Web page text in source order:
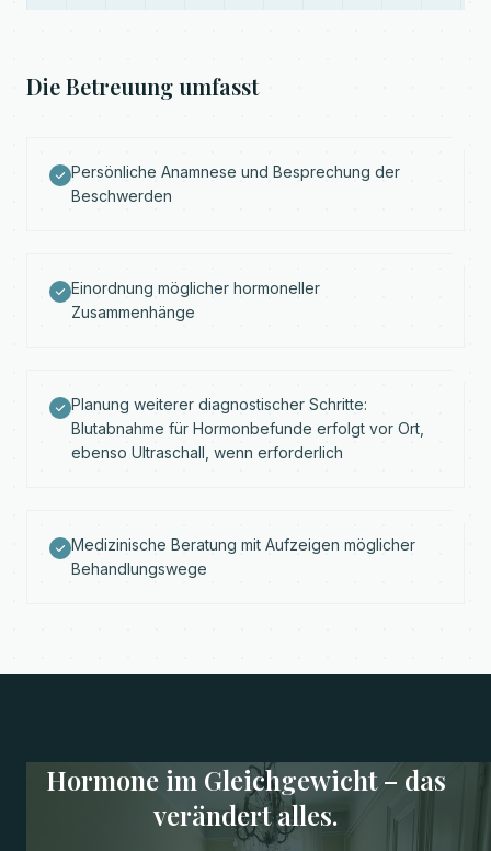
Die Betreuung umfasst
Persönliche Anamnese und Besprechung der
Beschwerden
Einordnung möglicher hormoneller
Zusammenhänge
Planung weiterer diagnostischer Schritte:
Blutabnahme für Hormonbefunde erfolgt vor Ort,
ebenso Ultraschall, wenn erforderlich
Medizinische Beratung mit Aufzeigen möglicher
Behandlungswege
Hormone im Gleichgewicht – das
verändert alles.